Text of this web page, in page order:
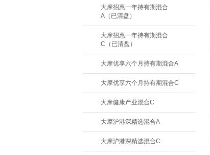
大摩招惠一年持有期混合
A（已清盘）
大摩招惠一年持有期混合
C（已清盘）
大摩优享六个月持有期混合A
大摩优享六个月持有期混合C
大摩健康产业混合C
大摩沪港深精选混合A
大摩沪港深精选混合C